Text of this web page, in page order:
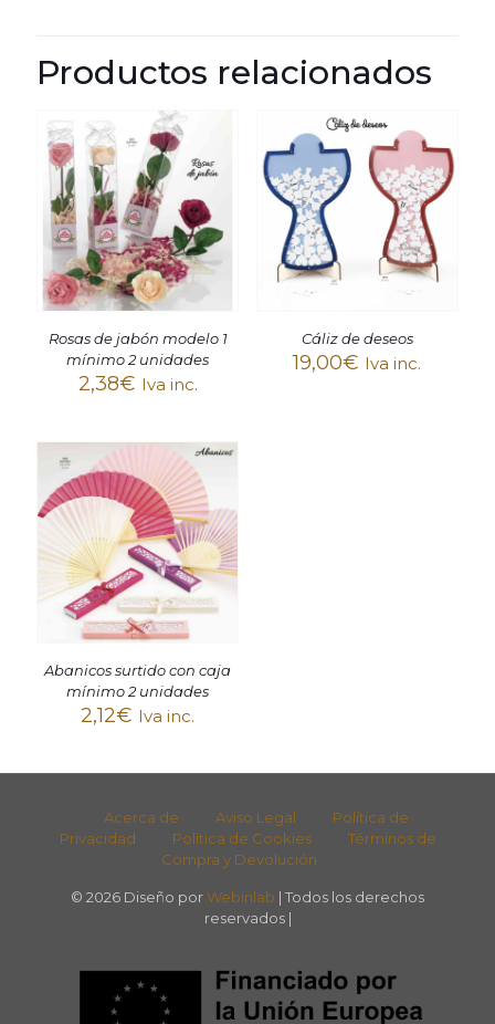
Productos relacionados
Rosas de jabón modelo 1
mínimo 2 unidades
2,38€ Iva inc.
Cáliz de deseos
19,00€ Iva inc.
Abanicos surtido con caja
mínimo 2 unidades
2,12€ Iva inc.
Acerca de Aviso Legal
Política de
Privacidad
Política de Cookies
Términos de
Compra y Devolución
© 2026 Diseño por Webinlab | Todos los derechos
reservados |